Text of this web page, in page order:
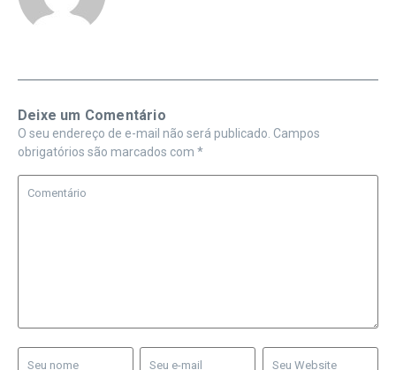
Deixe um Comentário
O seu endereço de e-mail não será publicado. Campos
obrigatórios são marcados com *